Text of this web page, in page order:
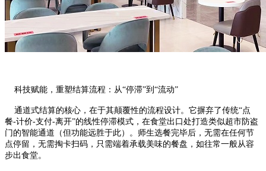
科技赋能，重塑结算流程：从“停滞”到“流动”
通道式结算的核心，在于其颠覆性的流程设计。它摒弃了传统“点
餐-计价-支付-离开”的线性停滞模式，在食堂出口处打造类似超市防盗
门的智能通道（但功能远胜于此）。师生选餐完毕后，无需在任何节
点停留，无需掏卡扫码，只需端着承载美味的餐盘，如往常一般从容
步出食堂。